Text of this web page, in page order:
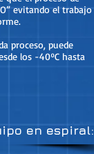
evitando el trabajo
proceso, puede
los -40ºC hasta
en espiral: